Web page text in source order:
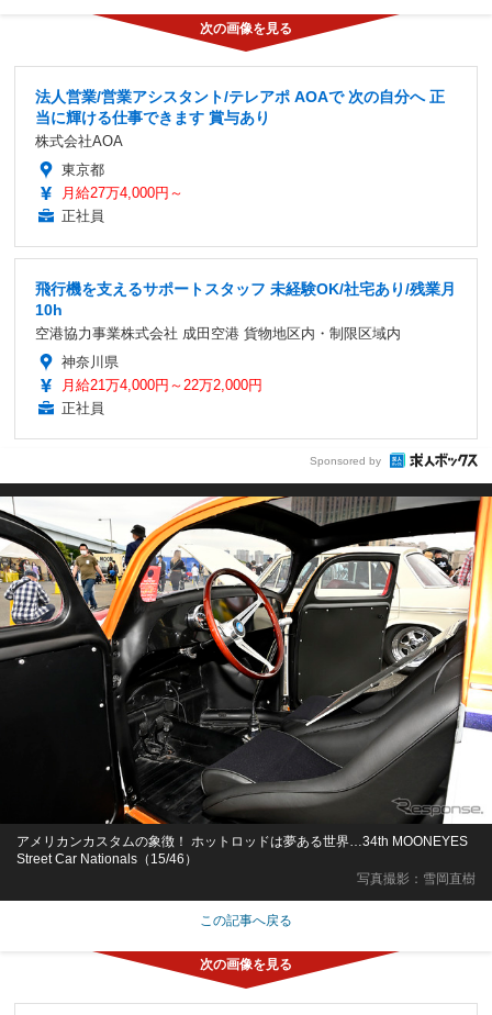
法人営業/営業アシスタント/テレアポ AOAで 次の自分へ 正
当に輝ける仕事できます 賞与あり
株式会社AOA
東京都
月給27万4,000円～
正社員
飛行機を支えるサポートスタッフ 未経験OK/社宅あり/残業月
10h
空港協力事業株式会社 成田空港 貨物地区内・制限区域内
神奈川県
月給21万4,000円～22万2,000円
正社員
Sponsored by
写真撮影：雪岡直樹
アメリカンカスタムの象徴！ ホットロッドは夢ある世界…34th MOONEYES
Street Car Nationals（15/46）
この記事へ戻る